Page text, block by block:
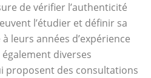
de vérifier l’authenticité
l’étudier et définir sa
leurs années d’expérience
diverses
proposent des consultations